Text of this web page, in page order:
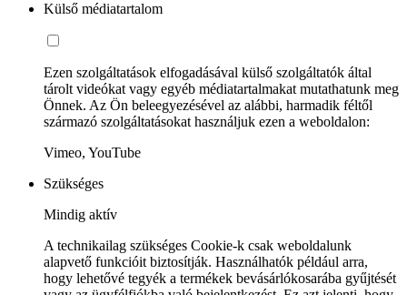
Külső médiatartalom
Ezen szolgáltatások elfogadásával külső szolgáltatók által
tárolt videókat vagy egyéb médiatartalmakat mutathatunk meg
Önnek. Az Ön beleegyezésével az alábbi, harmadik féltől
származó szolgáltatásokat használjuk ezen a weboldalon:
Vimeo, YouTube
Szükséges
Mindig aktív
A technikailag szükséges Cookie-k csak weboldalunk
alapvető funkcióit biztosítják. Használhatók például arra,
hogy lehetővé tegyék a termékek bevásárlókosarába gyűjtését